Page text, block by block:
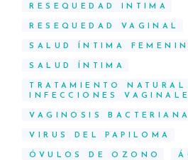
RESEQUEDAD INTIMA
RESEQUEDAD VAGINAL
SALUD ÍNTIMA
SALUD ÍNTIMA
TRATAMIENTO NATURAL
INFECCIONES
VAGINOSIS BACTERIANA
VIRUS DEL PAPILOMA
ÓVULOS DE OZONO